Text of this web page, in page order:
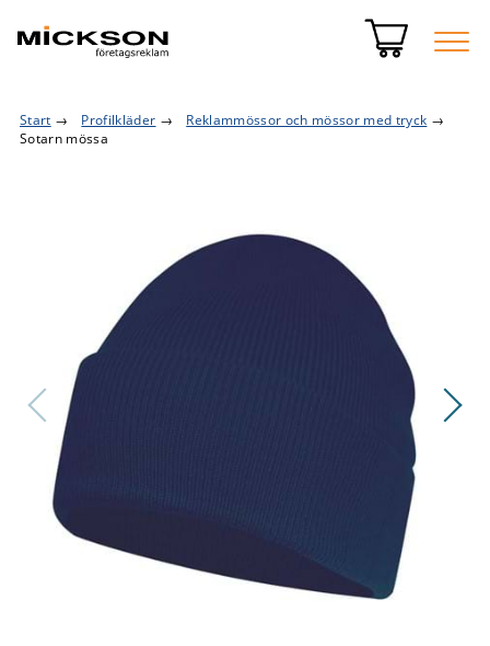
Start → Profilkläder → Reklammössor och mössor med tryck →
Sotarn mössa